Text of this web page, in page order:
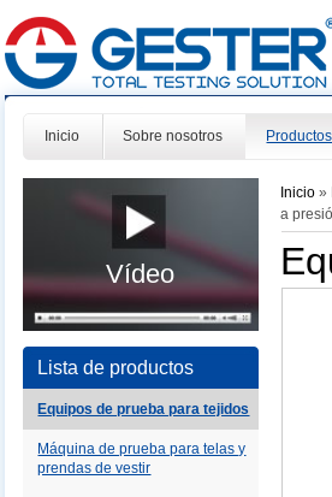
Inicio Sobre nosotros Productos
Vídeo
Lista de productos
Equipos de prueba para tejidos
Máquina de prueba para telas y
prendas de vestir
Inicio »
a